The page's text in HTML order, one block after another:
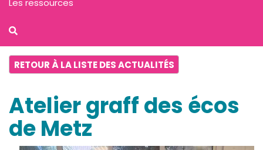
RETOUR À LA LISTE DES ACTUALITÉS
Atelier graff des écos
de Metz
Les ressources